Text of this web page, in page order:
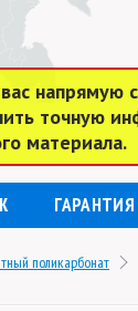
напрямую
точную
материала.
ГАРАНТИЯ
поликарбонат